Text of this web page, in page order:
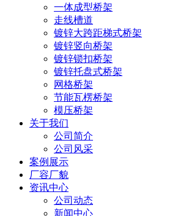
一体成型桥架
走线槽道
镀锌大跨距梯式桥架
镀锌竖向桥架
镀锌锁扣桥架
镀锌托盘式桥架
网格桥架
节能瓦楞桥架
模压桥架
关于我们
公司简介
公司风采
案例展示
厂容厂貌
资讯中心
公司动态
新闻中心